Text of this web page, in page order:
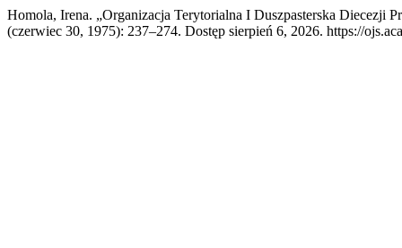
Homola, Irena. „Organizacja Terytorialna I Duszpasterska Diecezji
(czerwiec 30, 1975): 237–274. Dostęp sierpień 6, 2026. https://